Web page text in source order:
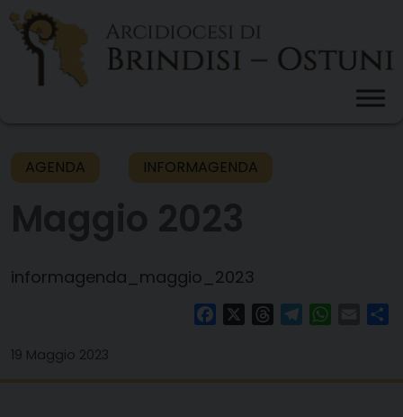
Skip
content
AGENDA INFORMAGENDA
informagenda_maggio_2023
FacebookThreadsTelegram Email
19 Maggio 2023